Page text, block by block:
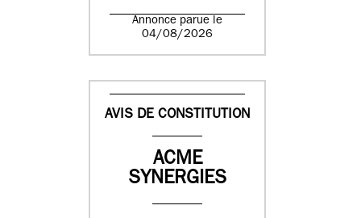
Annonce parue le
04/08/2026
AVIS DE CONSTITUTION
ACME
SYNERGIES